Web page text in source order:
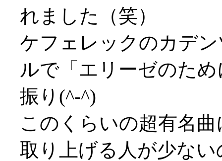
れました（笑）
ケフェレックのカデ
ルで「エリーゼのた
振り(^-^)
このくらいの超有名
取り上げる人が少な